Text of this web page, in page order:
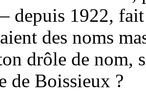
depuis 1922, fait
des noms
drôle de nom,
de Boissieux ?